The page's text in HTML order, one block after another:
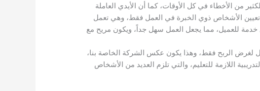
من الأخطاء في كل الأوقات، كما أن الأيدي العاملة
الأشخاص ذوي الخبرة في العمل فقط، وهي تعمل
للعميل، مما يجعل العمل سهل جداً، ويكون مريح مع
لغرض الربح فقط، وهذا يكون عكس الشركة الخاصة بنا،
اللازمة للتعليم، والتي تلزم العديد من الأشخاص